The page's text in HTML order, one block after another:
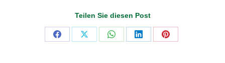
Teilen Sie diesen Post
Share
Share
Share
Share
Share